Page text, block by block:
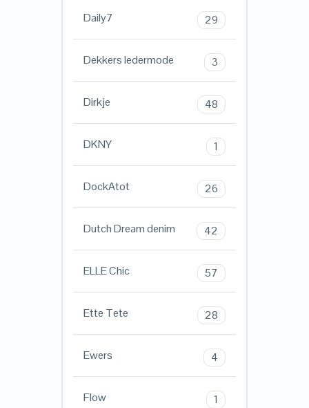
Daily7 29
Dekkers ledermode 3
Dirkje 48
DKNY 1
DockAtot 26
Dutch Dream denim 42
ELLE Chic 57
Ette Tete 28
Ewers 4
Flow 1